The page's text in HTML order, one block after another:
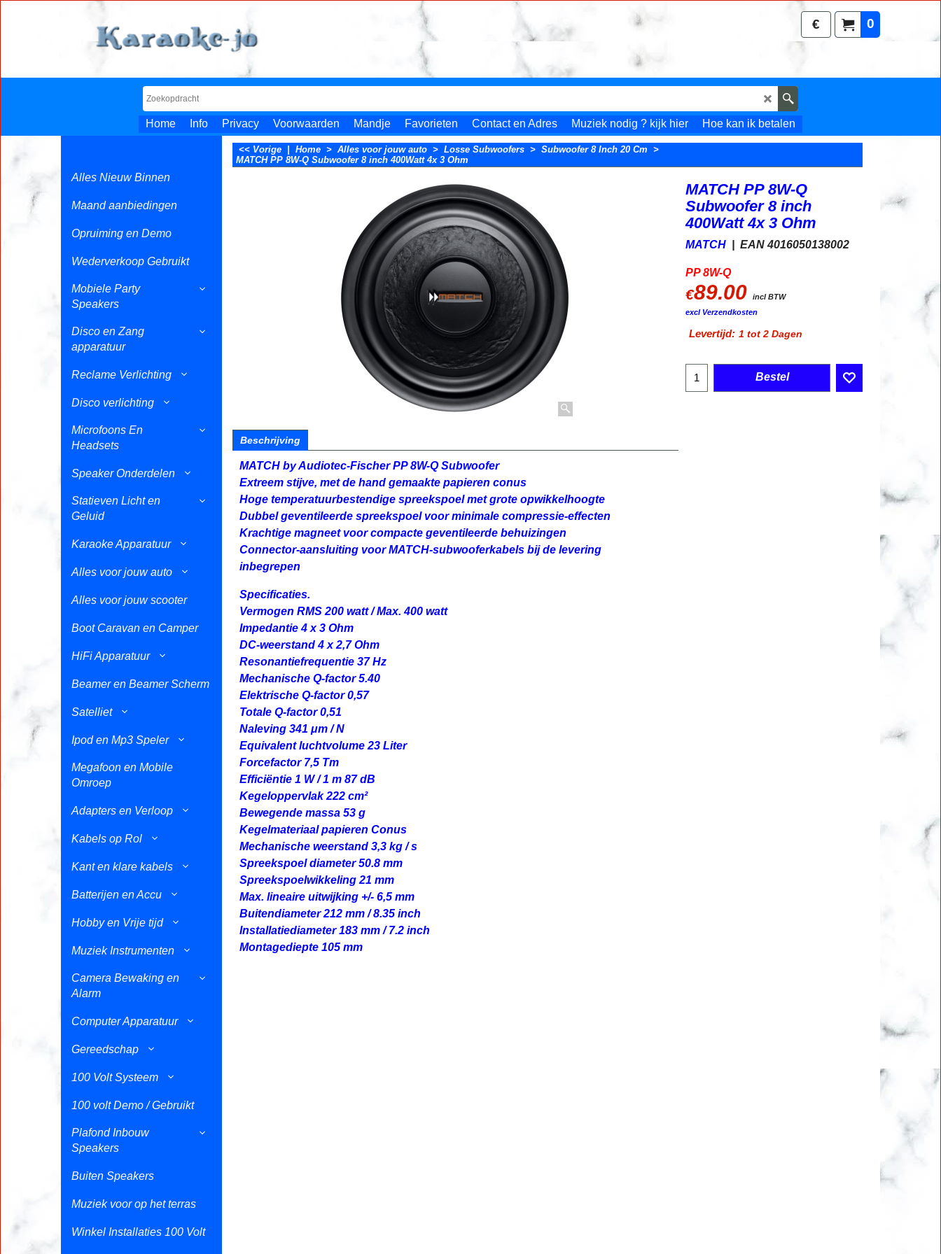
0
€
Home Info Privacy Voorwaarden Mandje Favorieten Contact en Adres Muziek nodig ? kijk hier Hoe kan ik betalen
Alles Nieuw Binnen
Maand aanbiedingen
Opruiming en Demo
Wederverkoop Gebruikt
Mobiele Party
Speakers
Disco en Zang
apparatuur
Reclame Verlichting
Disco verlichting
Microfoons En
Headsets
Speaker Onderdelen
Statieven Licht en
Geluid
Karaoke Apparatuur
Alles voor jouw auto
Alles voor jouw scooter
Boot Caravan en Camper
HiFi Apparatuur
Beamer en Beamer Scherm
Satelliet
Ipod en Mp3 Speler
Megafoon en Mobile
Omroep
Adapters en Verloop
Kabels op Rol
Kant en klare kabels
Batterijen en Accu
Hobby en Vrije tijd
Muziek Instrumenten
Camera Bewaking en
Alarm
Computer Apparatuur
Gereedschap
100 Volt Systeem
100 volt Demo / Gebruikt
Plafond Inbouw
Speakers
Buiten Speakers
Muziek voor op het terras
Winkel Installaties 100 Volt
<< Vorige Home > Alles voor jouw auto > Losse Subwoofers > Subwoofer 8 Inch 20 Cm >
MATCH PP 8W-Q Subwoofer 8 inch 400Watt 4x 3 Ohm
MATCH PP 8W-Q
Subwoofer 8 inch
400Watt 4x 3 Ohm
MATCH EAN 4016050138002
PP 8W-Q
€89.00
incl BTW
excl Verzendkosten
Levertijd: 1 tot 2 Dagen
Bestel
Beschrijving
MATCH by Audiotec-Fischer PP 8W-Q Subwoofer
Extreem stijve, met de hand gemaakte papieren conus
Hoge temperatuurbestendige spreekspoel met grote opwikkelhoogte
Dubbel geventileerde spreekspoel voor minimale compressie-effecten
Krachtige magneet voor compacte geventileerde behuizingen
Connector-aansluiting voor MATCH-subwooferkabels bij de levering
inbegrepen
Specificaties.
Vermogen RMS 200 watt / Max. 400 watt
Impedantie 4 x 3 Ohm
DC-weerstand 4 x 2,7 Ohm
Resonantiefrequentie 37 Hz
Mechanische Q-factor 5.40
Elektrische Q-factor 0,57
Totale Q-factor 0,51
Naleving 341 μm / N
Equivalent luchtvolume 23 Liter
Forcefactor 7,5 Tm
Efficiëntie 1 W / 1 m 87 dB
Kegeloppervlak 222 cm²
Bewegende massa 53 g
Kegelmateriaal papieren Conus
Mechanische weerstand 3,3 kg / s
Spreekspoel diameter 50.8 mm
Spreekspoelwikkeling 21 mm
Max. lineaire uitwijking +/- 6,5 mm
Buitendiameter 212 mm / 8.35 inch
Installatiediameter 183 mm / 7.2 inch
Montagediepte 105 mm